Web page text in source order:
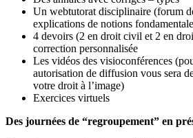
Un webtutorat disciplinaire (forum
explications de notions
4 devoirs (2 en droit civil et 2 en
correction personnalisée
Les vidéos des visioconférences
autorisation de diffusion vous sera
votre droit à l’image)
Exercices virtuels
Des journées de “regroupement” en